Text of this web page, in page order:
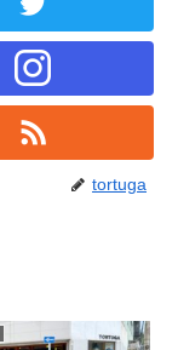
tortuga